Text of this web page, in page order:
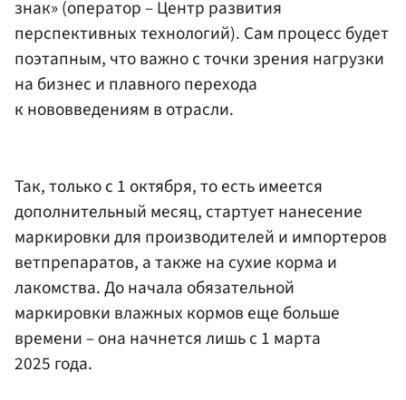
знак» (оператор – Центр развития
перспективных технологий). Сам процесс будет
поэтапным, что важно с точки зрения нагрузки
на бизнес и плавного перехода
к нововведениям в отрасли.
Так, только с 1 октября, то есть имеется
дополнительный месяц, стартует нанесение
маркировки для производителей и импортеров
ветпрепаратов, а также на сухие корма и
лакомства. До начала обязательной
маркировки влажных кормов еще больше
времени – она начнется лишь с 1 марта
2025 года.